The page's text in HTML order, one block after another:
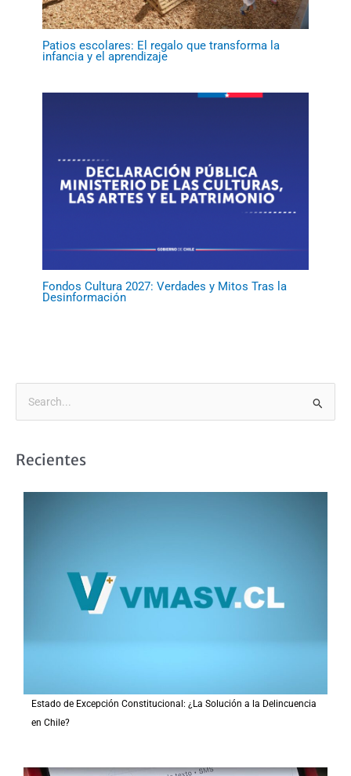
Patios escolares: El regalo que transforma la
infancia y el aprendizaje
Fondos Cultura 2027: Verdades y Mitos Tras la
Desinformación
cRecientes
Estado de Excepción Constitucional: ¿La Solución a la Delincuencia
en Chile?